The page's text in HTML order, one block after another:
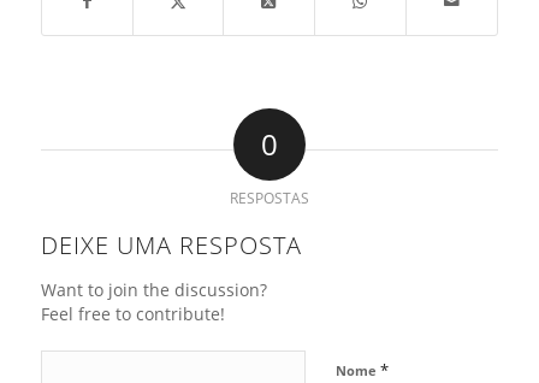
0
RESPOSTAS
DEIXE UMA RESPOSTA
Want to join the discussion?
Feel free to contribute!
Nome *